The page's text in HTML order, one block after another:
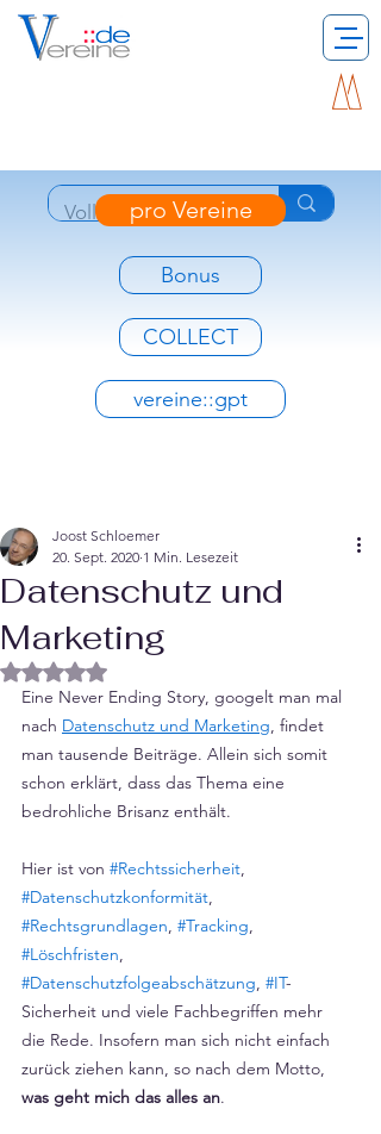
pro Vereine
Bonus
COLLECT
vereine::gpt
Datenschutz und
Marketing
Joost Schloemer
20. Sept. 2020 1 Min. Lesezeit
Mit NaN von 5 Sternen bewertet.
Eine Never Ending Story, googelt man mal
nach Datenschutz und Marketing, findet
man tausende Beiträge. Allein sich somit
schon erklärt, dass das Thema eine
bedrohliche Brisanz enthält.
Hier ist von #Rechtssicherheit,
#Datenschutzkonformität,
#Rechtsgrundlagen, #Tracking,
#Löschfristen,
#Datenschutzfolgeabschätzung, #IT-
Sicherheit und viele Fachbegriffen mehr
die Rede. Insofern man sich nicht einfach
zurück ziehen kann, so nach dem Motto,
was geht mich das alles an.